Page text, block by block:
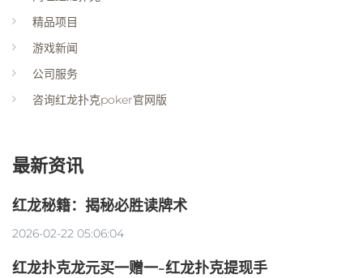
精品项目
游戏新闻
公司服务
咨询红龙扑克poker官网版
最新资讯
红龙秘籍：揭秘必胜读牌术
2026-02-22 05:06:04
红龙扑克龙元买一赠一-红龙扑克提现手